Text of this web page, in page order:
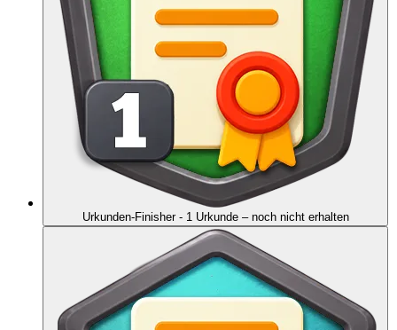
Urkunden-Finisher - 1 Urkunde – noch nicht erhalten